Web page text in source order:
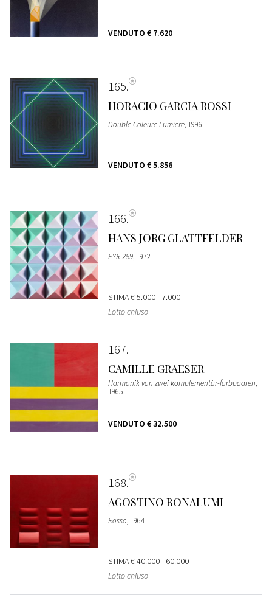
VENDUTO € 7.620
165
HORACIO GARCIA ROSSI
Double Coleure Lumiere, 1996
VENDUTO € 5.856
166
HANS JORG GLATTFELDER
PYR 289, 1972
STIMA€ 5.000 - 7.000
Lotto chiuso
167
CAMILLE GRAESER
Harmonik von zwei komplementär-farbpaaren,
1965
VENDUTO € 32.500
168
AGOSTINO BONALUMI
Rosso, 1964
STIMA€ 40.000 - 60.000
Lotto chiuso